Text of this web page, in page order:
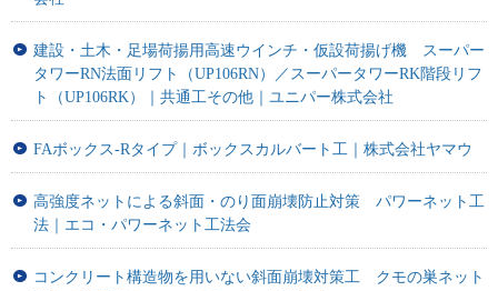
建設・土木・足場荷揚用高速ウインチ・仮設荷揚げ機 スーパー
タワーRN法面リフト（UP106RN）／スーパータワーRK階段リフ
ト（UP106RK）｜共通工その他｜ユニパー株式会社
FAボックス-Rタイプ｜ボックスカルバート工｜株式会社ヤマウ
高強度ネットによる斜面・のり面崩壊防止対策 パワーネット工
法｜エコ・パワーネット工法会
コンクリート構造物を用いない斜面崩壊対策工 クモの巣ネット